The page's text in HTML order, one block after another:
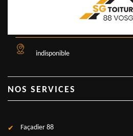
indisponible
NOS SERVICES
Façadier 88